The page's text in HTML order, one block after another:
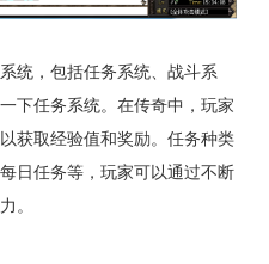
统，包括任务系统、战斗系
下任务系统。在传奇中，玩家
获取经验值和奖励。任务种类
日任务等，玩家可以通过不断
。